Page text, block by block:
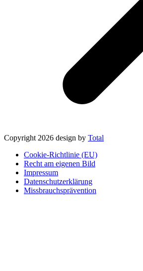
Copyright 2026 design by Total
Cookie-Richtlinie (EU)
Recht am eigenen Bild
Impressum
Datenschutzerklärung
Missbrauchsprävention